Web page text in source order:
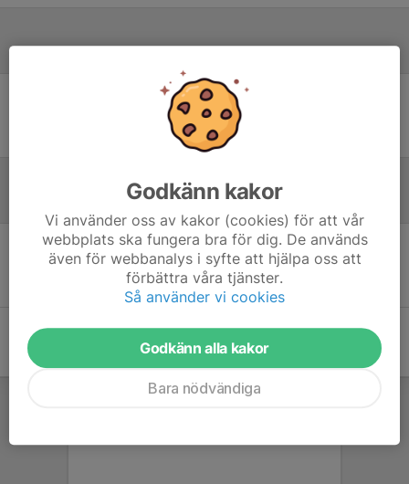
Ingen uppställning ifylld
Inget referat skrivet
Godkänn kakor
Vi använder oss av kakor (cookies) för att vår
webbplats ska fungera bra för dig. De används
även för webbanalys i syfte att hjälpa oss att
förbättra våra tjänster.
Så använder vi cookies
Godkänn alla kakor
Bara nödvändiga